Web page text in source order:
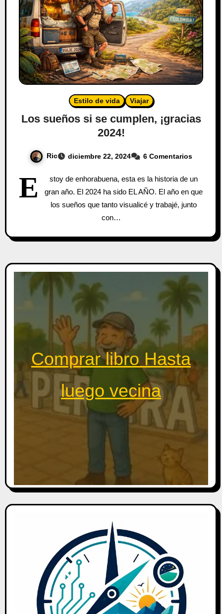
Estilo de vida Viajar
Los sueños si se cumplen, ¡gracias
2024!
Ric diciembre 22, 2024 6 Comentarios
E
stoy de enhorabuena, esta es la historia de un
gran año. El 2024 ha sido EL AÑO. El año en que
los sueños que tanto visualicé y trabajé, junto
con…
Comprar libro Hasta
luego vecina